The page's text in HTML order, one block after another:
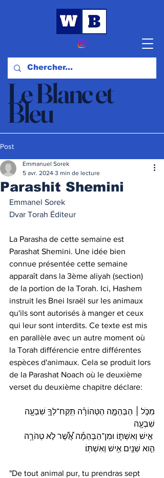
Le Blanc et
Bleu
Actualités et Opinions
Post
Parashit Shemini
Emmanuel Sorek
5 avr. 2024 3 min de lecture
Emmanel Sorek
Dvar Torah Éditeur
La Parasha de cette semaine est
Parashat Shemini. Une idée bien
connue présentée cette semaine
apparaît dans la 3ème aliyah (section)
de la portion de la Torah. Ici, Hashem
instruit les Bnei Israël sur les animaux
qu'ils sont autorisés à manger et ceux
qui leur sont interdits. Ce texte est mis
en parallèle avec un autre moment où
la Torah différencie entre différentes
espèces d'animaux. Cela se produit lors
de la Parashat Noach où le deuxième
verset du deuxième chapitre déclare:
​​מִכֹּ֣ל ׀ הַבְּהֵמָ֣ה הַטְּהוֹרָ֗ה תִּֽקַּח־לְךָ֛ שִׁבְעָ֥ה
שִׁבְעָ֖ה
אִ֣ישׁ וְאִשְׁתּ֑וֹ וּמִן־הַבְּהֵמָ֡ה אֲ֠שֶׁ֠ר לֹ֣א טְהֹרָ֥ה
הִ֛וא שְׁנַ֖יִם אִ֥ישׁ וְאִשְׁתּֽוֹ׃
"De tout animal pur, tu prendras sept